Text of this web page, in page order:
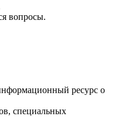
вопросы.
ресурс о
специальных